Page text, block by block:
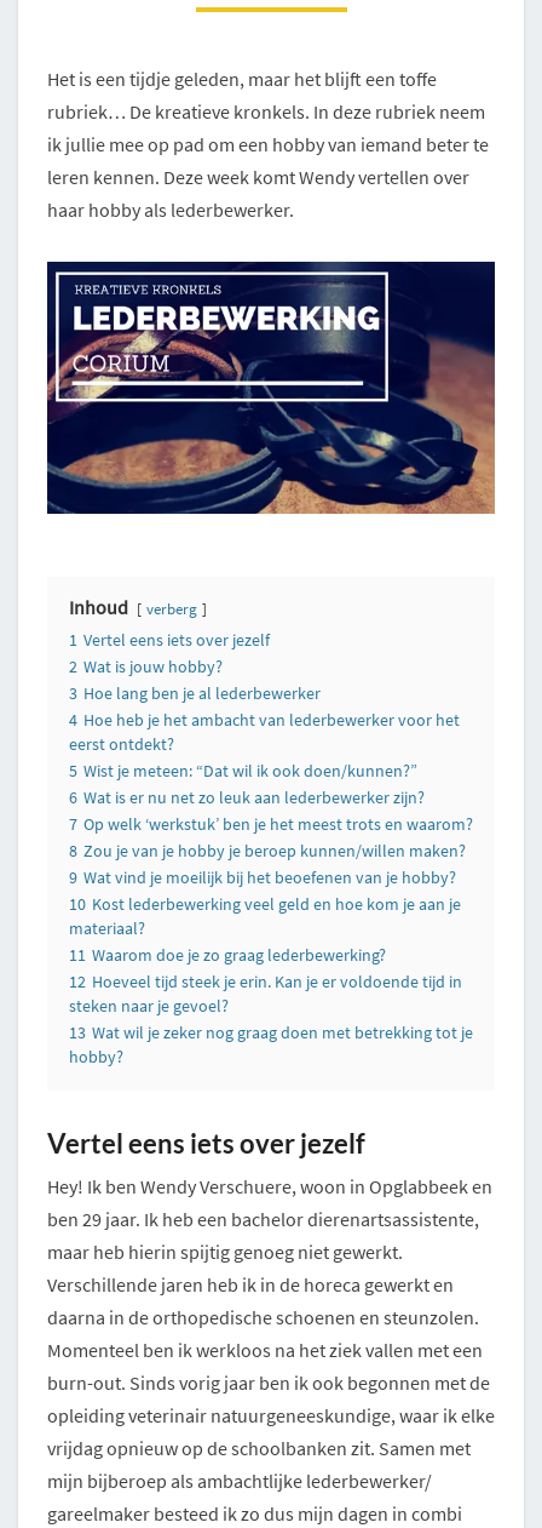
Het is een tijdje geleden, maar het blijft een toffe
rubriek… De kreatieve kronkels. In deze rubriek neem
ik jullie mee op pad om een hobby van iemand beter te
leren kennen. Deze week komt Wendy vertellen over
haar hobby als lederbewerker.
Inhoud verberg
1 Vertel eens iets over jezelf
2 Wat is jouw hobby?
3 Hoe lang ben je al lederbewerker
4 Hoe heb je het ambacht van lederbewerker voor het
eerst ontdekt?
5 Wist je meteen: “Dat wil ik ook doen/kunnen?”
6 Wat is er nu net zo leuk aan lederbewerker zijn?
7 Op welk ‘werkstuk’ ben je het meest trots en waarom?
8 Zou je van je hobby je beroep kunnen/willen maken?
9 Wat vind je moeilijk bij het beoefenen van je hobby?
10 Kost lederbewerking veel geld en hoe kom je aan je
materiaal?
11 Waarom doe je zo graag lederbewerking?
12 Hoeveel tijd steek je erin. Kan je er voldoende tijd in
steken naar je gevoel?
13 Wat wil je zeker nog graag doen met betrekking tot je
hobby?
Vertel eens iets over jezelf
Hey! Ik ben Wendy Verschuere, woon in Opglabbeek en
ben 29 jaar. Ik heb een bachelor dierenartsassistente,
maar heb hierin spijtig genoeg niet gewerkt.
Verschillende jaren heb ik in de horeca gewerkt en
daarna in de orthopedische schoenen en steunzolen.
Momenteel ben ik werkloos na het ziek vallen met een
burn-out. Sinds vorig jaar ben ik ook begonnen met de
opleiding veterinair natuurgeneeskundige, waar ik elke
vrijdag opnieuw op de schoolbanken zit. Samen met
mijn bijberoep als ambachtlijke lederbewerker/
gareelmaker besteed ik zo dus mijn dagen in combi